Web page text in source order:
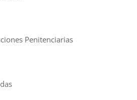
Penitenciarias